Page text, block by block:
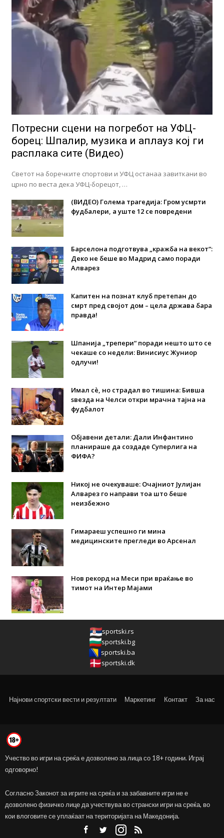
Потресни сцени на погребот на УФЦ-
борец: Шпалир, музика и аплауз кој ги
расплака сите (Видео)
Светот на боречките спортови и УФЦ останаа завиткани во
црно по веста дека УФЦ-борецот, …
(ВИДЕО) Голема трагедија: Гром усмрти
фудбалери, а уште 12 се повредени
Барселона подготвува „кражба на векот“:
Деко не беше во Мадрид само поради
Алварез
Капитен на познат клуб претепан до
смрт пред својот дом – цела држава бара
правда!
Шпанија „трепери“ поради нешто што се
чекаше со недели: Винисиус Жуниор
одлучи!
Имал сè, но страдал во тишина: Бивша
ѕвезда на Челси откри мрачна тајна на
фудбалот
Објавени детали: Дали Инфантино
планираше да создаде Суперлига на
ФИФА?
Никој не очекуваше: Очајниот Јулијан
Алварез го направи тоа што беше
неизбежно
Гимараеш успешно ги мина
медицинските прегледи во Арсенал
Нов рекорд на Меси при враќање во
тимот на Интер Мајами
sportski.rs
sportski.bg
sportski.ba
sportski.dk
Најнови спортски вести и резултати Маркетинг Контакт За нас
Учество во игри на среќа е дозволено за лица со 18+ години. Играј
одговорно!
Согласно Законот за игрите на среќа и за забавните игри не е
дозволено физичко лице да учествува во странски игри на среќа, во
кои влоговите се уплаќаат на територијата на Македонија.